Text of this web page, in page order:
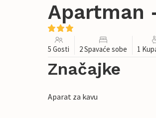
Apartman
5 Gosti 2 Spavaće sobe 1
Značajke
Aparat za kavu